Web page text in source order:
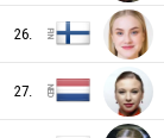
EST
26.
27.